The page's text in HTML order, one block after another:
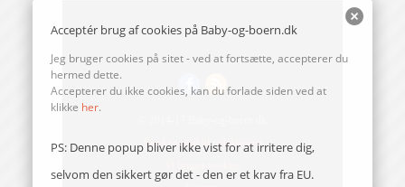
Send en mail til redaktionen
Acceptér brug af cookies på Baby-og-boern.dk
Jeg bruger cookies på sitet - ved at fortsætte, accepterer du
hermed dette.
Accepterer du ikke cookies, kan du forlade siden ved at
klikke her.
PS: Denne popup bliver ikke vist for at irritere dig,
selvom den sikkert gør det - den er et krav fra EU.